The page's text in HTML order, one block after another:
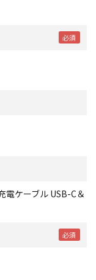
電ケーブル USB-C＆